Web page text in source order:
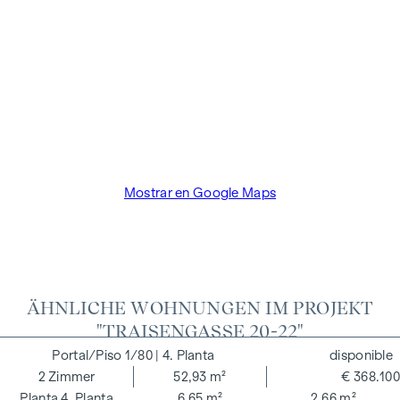
Mostrar en Google Maps
ÄHNLICHE WOHNUNGEN IM PROJEKT
"TRAISENGASSE 20-22"
1/80 | 4. Planta
2 Zimmer
52,93 m²
€ 368.100
disponible